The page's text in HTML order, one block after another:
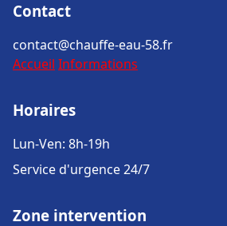
Contact
contact@chauffe-eau-58.fr
Accueil Informations
Horaires
Lun-Ven: 8h-19h
Service d'urgence 24/7
Zone intervention